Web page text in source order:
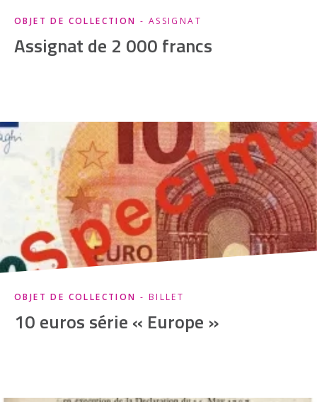
OBJET DE COLLECTION - ASSIGNAT
Assignat de 2 000 francs
OBJET DE COLLECTION - BILLET
10 euros série « Europe »